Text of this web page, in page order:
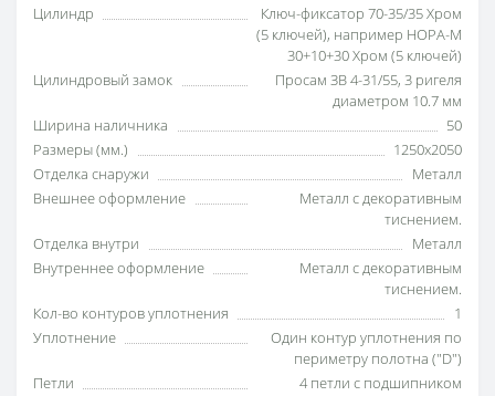
Цилиндр
Ключ-фиксатор 70-35/35 Хром
(5 ключей), например НОРА-М
30+10+30 Хром (5 ключей)
Цилиндровый замок
Просам ЗВ 4-31/55, 3 ригеля
диаметром 10.7 мм
Ширина наличника
50
Размеры (мм.)
1250x2050
Отделка снаружи
Металл
Внешнее оформление
Металл с декоративным
тиснением.
Отделка внутри
Металл
Внутреннее оформление
Металл с декоративным
тиснением.
Кол-во контуров уплотнения
1
Уплотнение
Один контур уплотнения по
периметру полотна ("D")
Петли
4 петли с подшипником